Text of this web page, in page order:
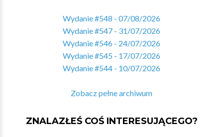
Wydanie #548 - 07/08/2026
Wydanie #547 - 31/07/2026
Wydanie #546 - 24/07/2026
Wydanie #545 - 17/07/2026
Wydanie #544 - 10/07/2026
Zobacz pełne archiwum
ZNALAZŁEŚ COŚ INTERESUJĄCEGO?